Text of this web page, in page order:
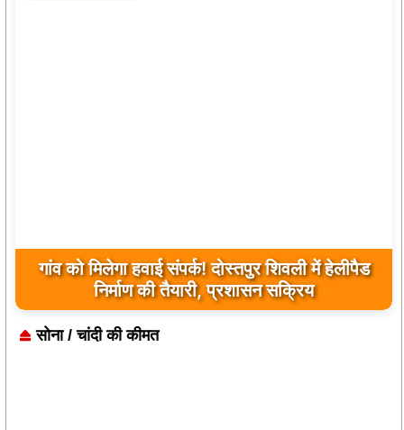
यूपी के बहराइच में बड़ा हादसा, कौड़ियाला नदी में नाव
पलटी, 17 लापता, एक का शव मिला
सोना / चांदी की कीमत